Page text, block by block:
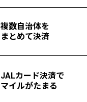
複数自治体を
まとめて決済
JALカード決済で
マイルがたまる